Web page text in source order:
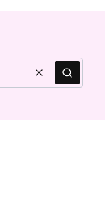
WyczyśćSzukaj